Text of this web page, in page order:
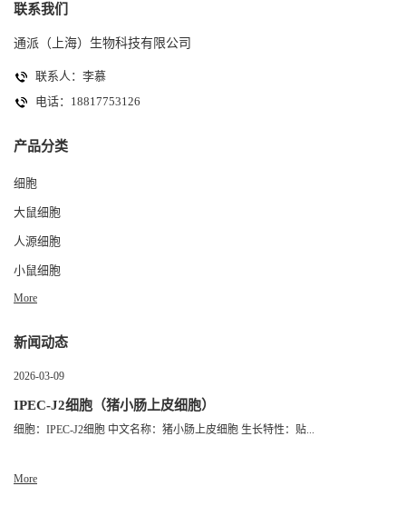
联系我们
通派（上海）生物科技有限公司
联系人：李慕
电话：18817753126
产品分类
细胞
大鼠细胞
人源细胞
小鼠细胞
More
新闻动态
2026-03-09
IPEC-J2细胞（猪小肠上皮细胞）
细胞：IPEC-J2细胞 中文名称：猪小肠上皮细胞 生长特性：贴...
More